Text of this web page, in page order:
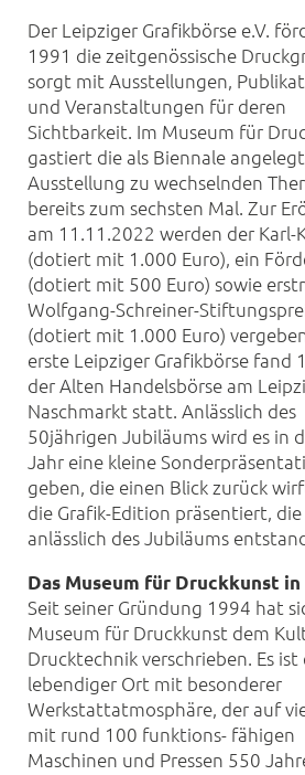
Der Leipziger Grafikbörse e.V.
1991 die zeitgenössische
sorgt mit Ausstellungen,
und Veranstaltungen für deren
Sichtbarkeit. Im Museum für
gastiert die als Biennale
Ausstellung zu wechselnden
bereits zum sechsten Mal. Zur
am 11.11.2022 werden der Karl-
(dotiert mit 1.000 Euro), ein
(dotiert mit 500 Euro) sowie
Wolfgang-Schreiner-
(dotiert mit 1.000 Euro)
erste Leipziger Grafikbörse fand
der Alten Handelsbörse am
Naschmarkt statt. Anlässlich des
50jährigen Jubiläums wird es in
Jahr eine kleine
geben, die einen Blick zurück
die Grafik-Edition präsentiert, die
anlässlich des Jubiläums
Das Museum für Druckkunst
Seit seiner Gründung 1994 hat
Museum für Druckkunst dem
Drucktechnik verschrieben. Es ist
lebendiger Ort mit besonderer
Werkstattatmosphäre, der auf
mit rund 100 funktions- fähigen
Maschinen und Pressen 550